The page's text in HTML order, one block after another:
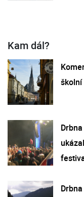
Kam dál?
školní